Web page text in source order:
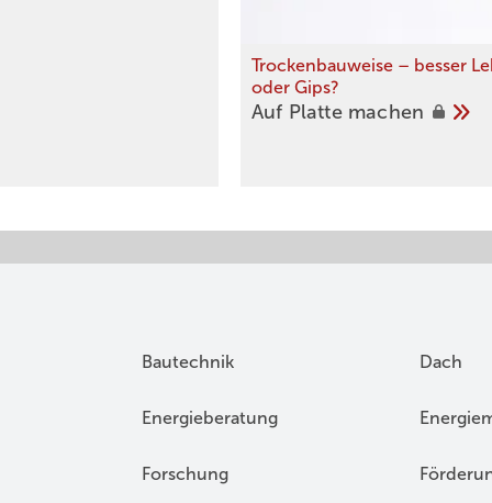
Trockenbauweise – besser
oder Gips?
Auf Platte machen
Bautechnik Dach
Energieberatung
Forschung